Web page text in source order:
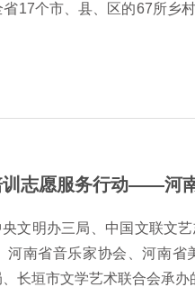
17个市、县、区的67所乡
要求，2020年开始，省文
训志愿服务行动——河
文明办三局、中国文联文
河南省音乐家协会、河南
长垣市文学艺术联合会承